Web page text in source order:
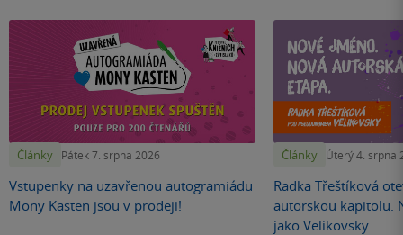
Články Pátek 7. srpna 2026
Vstupenky na uzavřenou autogramiádu
Mony Kasten jsou v prodeji!
Články Úterý 4. srpna
Radka Třeštíková
autorskou kapitolu.
jako Velikovsky